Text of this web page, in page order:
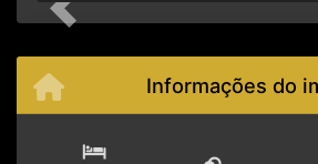
Previous
Informações do